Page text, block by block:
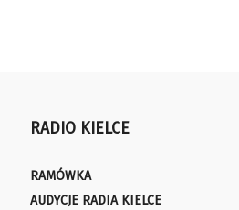
RADIO KIELCE
RAMÓWKA
AUDYCJE RADIA KIELCE